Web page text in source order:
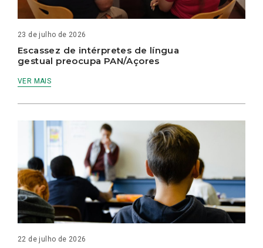
23 de julho de 2026
Escassez de intérpretes de língua
gestual preocupa PAN/Açores
VER MAIS
22 de julho de 2026